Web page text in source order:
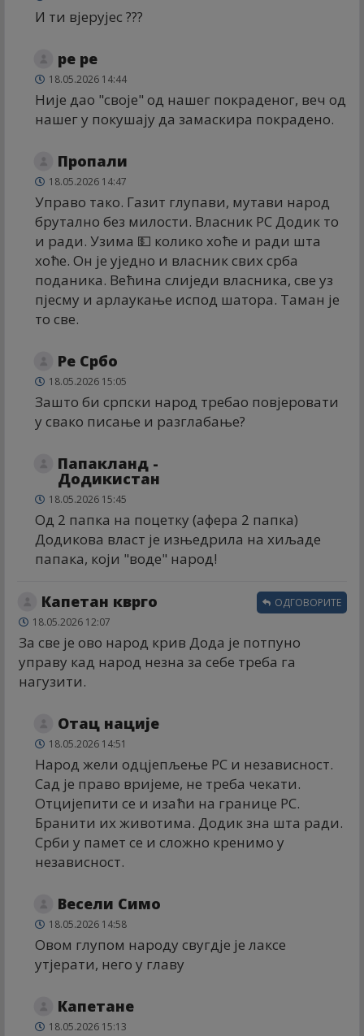
И ти вјерујес ???
ре ре
18.05.2026 14:44
Није дао "своје" од нашег покраденог, веч од
нашег у покушају да замаскира покрадено.
Пропали
18.05.2026 14:47
Управо тако. Газит глупави, мутави народ
брутално без милости. Власник РС Додик то
и ради. Узима 💵 колико хоће и ради шта
хоће. Он је уједно и власник свих срба
поданика. Већина слиједи власника, све уз
пјесму и арлаукање испод шатора. Таман је
то све.
Ре Србо
18.05.2026 15:05
Зашто би српски народ требао повјеровати
у свако писање и разглабање?
Папакланд -
Додикистан
18.05.2026 15:45
Од 2 папка на поцетку (афера 2 папка)
Додикова власт је изњедрила на хиљаде
папака, који "воде" народ!
Капетан кврго
18.05.2026 12:07
За све је ово народ крив Дода је потпуно
управу кад народ незна за себе треба га
нагузити.
ОДГОВОРИТЕ
Отац нације
18.05.2026 14:51
Народ жели одцјепљење РС и независност.
Сад је право вријеме, не треба чекати.
Отцијепити се и изаћи на границе РС.
Бранити их животима. Додик зна шта ради.
Срби у памет се и сложно кренимо у
независност.
Весели Симо
18.05.2026 14:58
Овом глупом народу свугдје је лаксе
утјерати, него у главу
Капетане
18.05.2026 15:13